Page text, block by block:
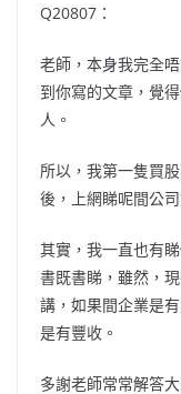
Q20807：
老師，本身我完全
到你寫的文章，覺
人。
所以，我第一隻買
後，上網睇呢間公司
其實，我一直也有
書既書睇，雖然，
講，如果間企業是
是有豐收。
多謝老師常常解答